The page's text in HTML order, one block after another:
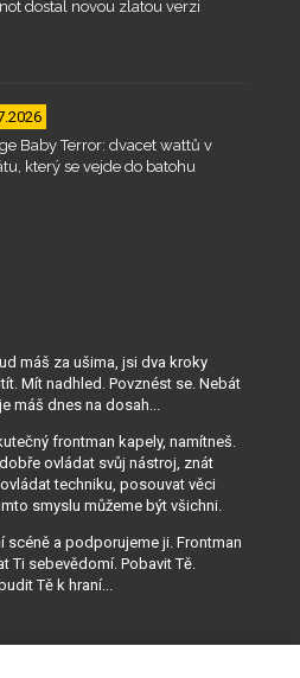
dostal novou zlatou verzi
Baby Terror: dvacet wattů v
který se vejde do batohu
máš za ušima, jsi dva kroky
Mít nadhled. Povznést se. Nebát
máš dnes na dosah...
frontman kapely, namítneš.
ovládat svůj nástroj, znát
techniku, posouvat věci
smyslu můžeme být všichni.
scéně a podporujeme ji. Frontman
Ti sebevědomí. Pobavit Tě.
Tě k hraní...